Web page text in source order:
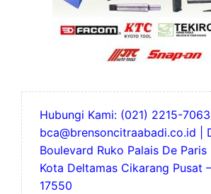
Hubungi Kami: (021) 2215-
bca@brensoncitraabadi.co.id |
Boulevard Ruko Palais De Paris
Kota Deltamas Cikarang Pusat
17550